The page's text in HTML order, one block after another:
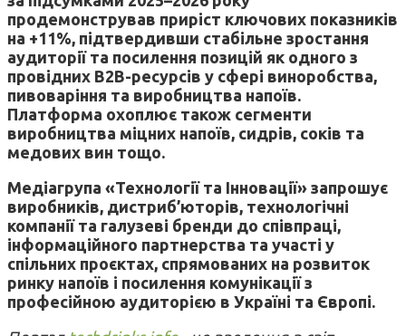
продемонстрував приріст ключових показників
на +11%, підтвердивши стабільне зростання
аудиторії та посилення позицій як одного з
провідних B2B-ресурсів у сфері виноробства,
пивоваріння та виробництва напоїв.
Платформа охоплює також сегменти
виробництва міцних напоїв, сидрів, соків та
медових вин тощо.
Медіагрупа «Технології та Інновації» запрошує
виробників, дистриб’юторів, технологічні
компанії та галузеві бренди до співпраці,
інформаційного партнерства та участі у
спільних проєктах, спрямованих на розвиток
ринку напоїв і посилення комунікації з
професійною аудиторією в Україні та Європі.